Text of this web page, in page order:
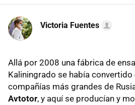
Victoria Fuentes
Allá por 2008 una fábrica de
Kaliningrado se había convertido
compañías más grandes de
Avtotor, y aquí se producían y